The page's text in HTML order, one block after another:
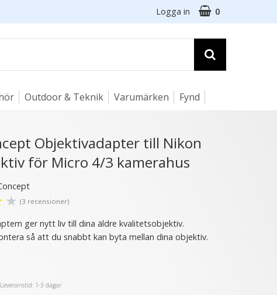
Logga in 0
Outdoor & Teknik Varumärken Fynd
Objektivadapter till Nikon
för Micro 4/3 kamerahus
★ (3 recensioner)
ger nytt liv till dina äldre kvalitetsobjektiv.
så att du snabbt kan byta mellan dina objektiv.
1-3 dagar